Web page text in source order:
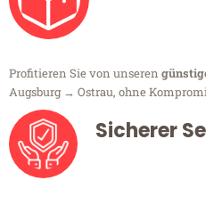
Profitieren Sie von unseren
Augsburg → Ostrau, ohne
Sicherer